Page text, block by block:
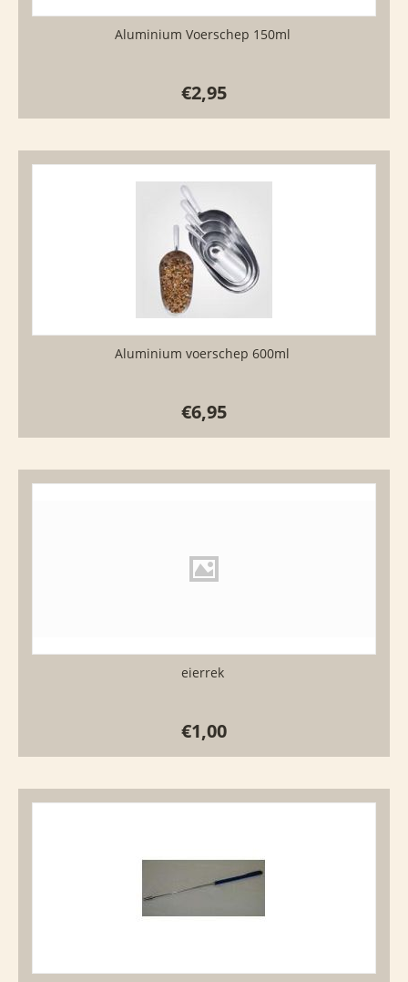
Aluminium Voerschep 150ml
€2,95
Aluminium voerschep 600ml
€6,95
eierrek
€1,00